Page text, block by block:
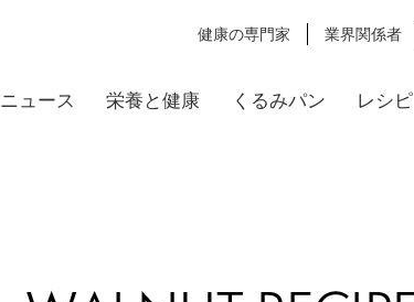
健康の専門家 業界関係者
ニュース 栄養と健康 くるみパン レシピ